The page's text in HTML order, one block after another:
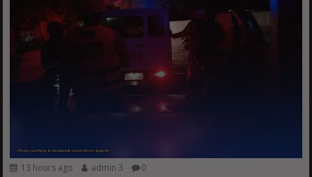
13 hours ago admin 3 0